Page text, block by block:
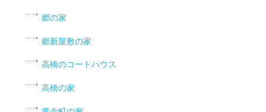
郷の家
郷新屋敷の家
高橋のコートハウス
高橋の家